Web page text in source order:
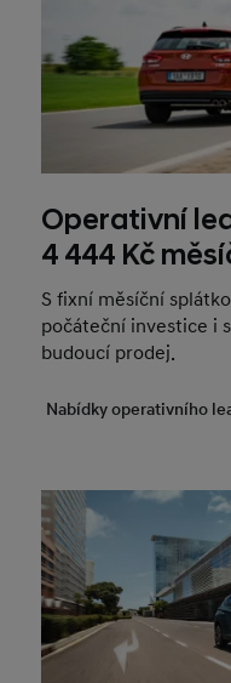
Operativní
4 444 Kč
S fixní měsíční
počáteční investice i
budoucí prodej.
Nabídky operativního